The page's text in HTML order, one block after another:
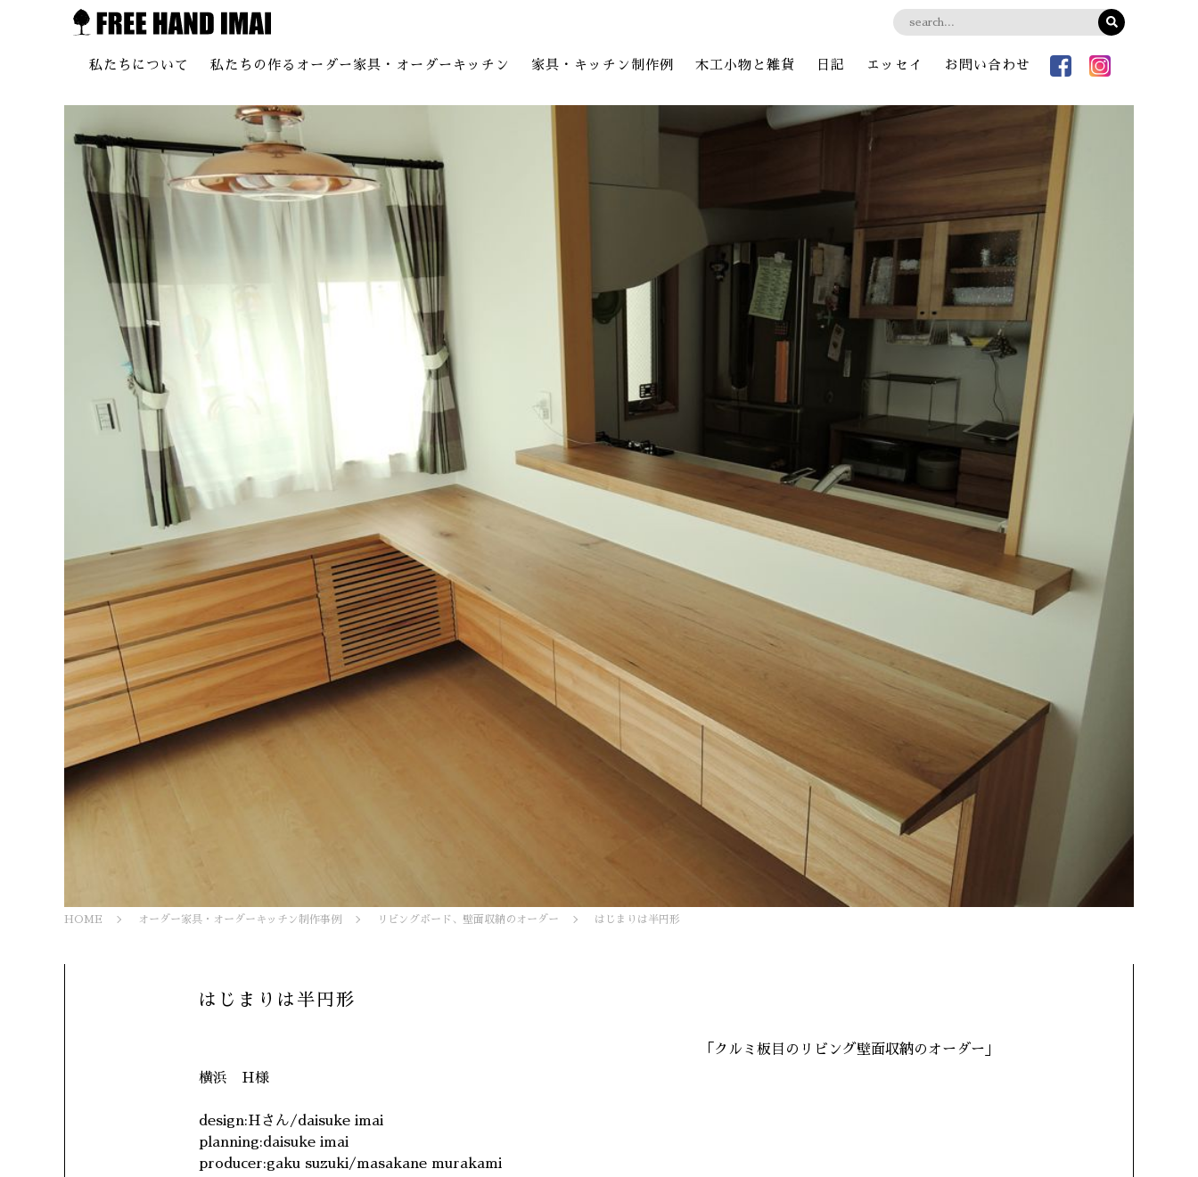
私たちについて 私たちの作るオーダー家具・オーダーキッチン 家具・キッチン制作例 木工小物と雑貨 日記 エッセイ お問い合わせ
HOME オーダー家具・オーダーキッチン制作事例 リビングボード、壁面収納のオーダー はじまりは半円形
はじまりは半円形
「クルミ板目のリビング壁面収納のオーダー」
横浜 H様
design:Hさん/daisuke imai
planning:daisuke imai
producer:gaku suzuki/masakane murakami